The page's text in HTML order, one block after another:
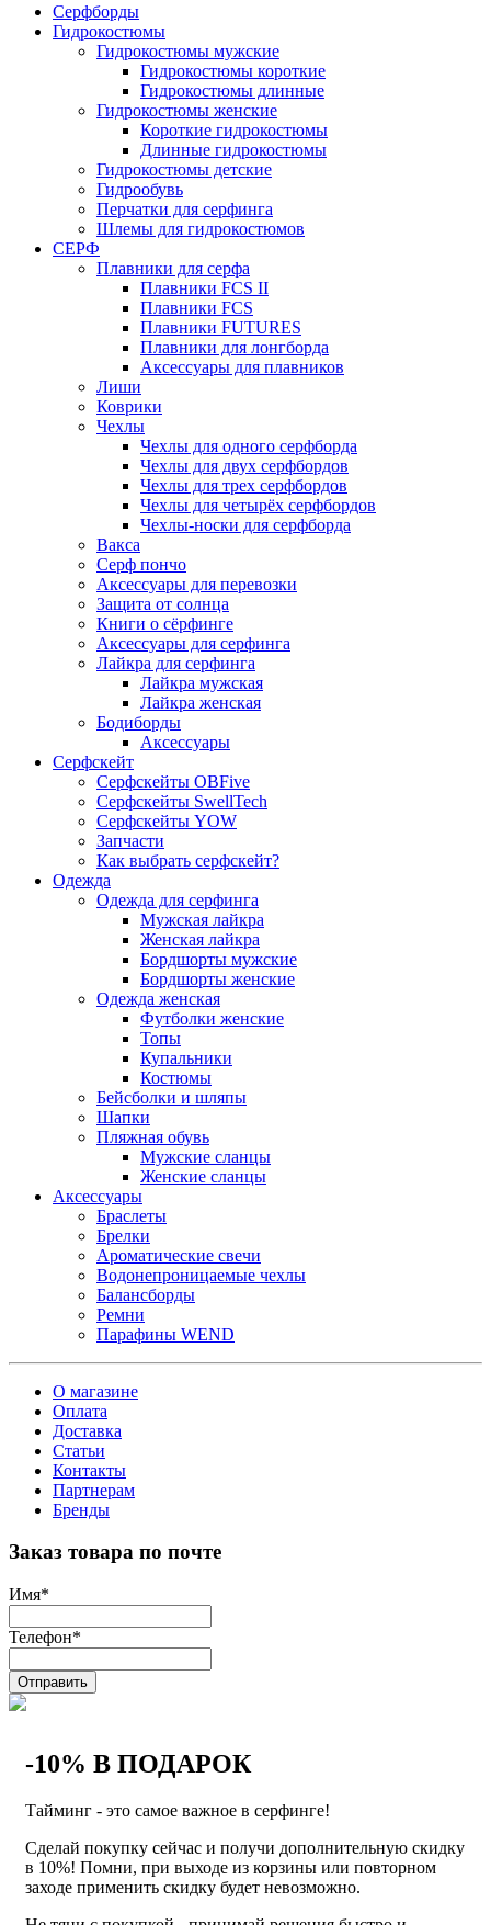
Серфборды
Гидрокостюмы
Гидрокостюмы мужские
Гидрокостюмы короткие
Гидрокостюмы длинные
Гидрокостюмы женские
Короткие гидрокостюмы
Длинные гидрокостюмы
Гидрокостюмы детские
Гидрообувь
Перчатки для серфинга
Шлемы для гидрокостюмов
СЕРФ
Плавники для серфа
Плавники FCS II
Плавники FCS
Плавники FUTURES
Плавники для лонгборда
Аксессуары для плавников
Лиши
Коврики
Чехлы
Чехлы для одного серфборда
Чехлы для двух серфбордов
Чехлы для трех серфбордов
Чехлы для четырёх серфбордов
Чехлы-носки для серфборда
Вакса
Серф пончо
Аксессуары для перевозки
Защита от солнца
Книги о сёрфинге
Аксессуары для серфинга
Лайкра для серфинга
Лайкра мужская
Лайкра женская
Бодиборды
Аксессуары
Серфскейт
Серфскейты OBFive
Серфскейты SwellTech
Серфскейты YOW
Запчасти
Как выбрать серфскейт?
Одежда
Одежда для серфинга
Мужская лайкра
Женская лайкра
Бордшорты мужские
Бордшорты женские
Одежда женская
Футболки женские
Топы
Купальники
Костюмы
Бейсболки и шляпы
Шапки
Пляжная обувь
Мужские сланцы
Женские сланцы
Аксессуары
Браслеты
Брелки
Ароматические свечи
Водонепроницаемые чехлы
Балансборды
Ремни
Парафины WEND
О магазине
Оплата
Доставка
Статьи
Контакты
Партнерам
Бренды
Заказ товара по почте
Имя*
Телефон*
Отправить
-10% В ПОДАРОК
Тайминг - это самое важное в серфинге!
Сделай покупку сейчас и получи дополнительную скидку
в 10%! Помни, при выходе из корзины или повторном
заходе применить скидку будет невозможно.